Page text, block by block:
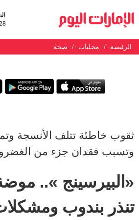
الرئيسة محليات صحة
ثقوب خاطئة تتلف الأنسجة
وتسبب فقدان جزء من
«البيرسينج »..
تنذر بندوب